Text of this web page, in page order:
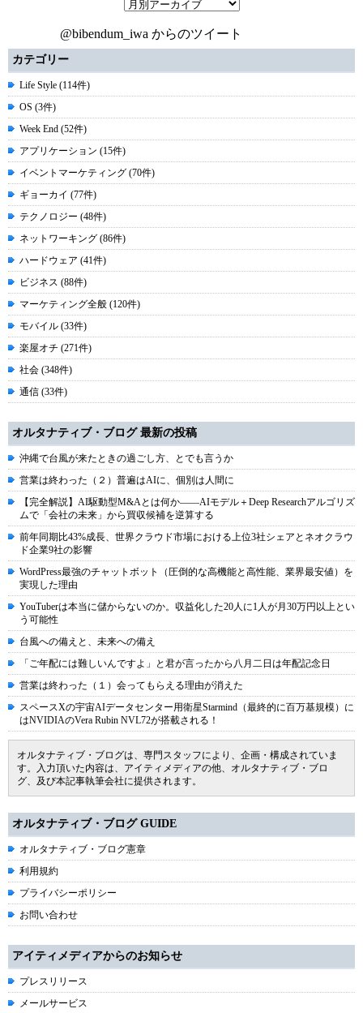
@bibendum_iwa からのツイート
カテゴリー
Life Style (114件)
OS (3件)
Week End (52件)
アプリケーション (15件)
イベントマーケティング (70件)
ギョーカイ (77件)
テクノロジー (48件)
ネットワーキング (86件)
ハードウェア (41件)
ビジネス (88件)
マーケティング全般 (120件)
モバイル (33件)
楽屋オチ (271件)
社会 (348件)
通信 (33件)
オルタナティブ・ブログ 最新の投稿
沖縄で台風が来たときの過ごし方、とでも言うか
営業は終わった（２）普遍はAIに、個別は人間に
【完全解説】AI駆動型M&Aとは何か――AIモデル＋Deep Researchアルゴリズ
ムで「会社の未来」から買収候補を逆算する
前年同期比43%成長、世界クラウド市場における上位3社シェアとネオクラウ
ド企業9社の影響
WordPress最強のチャットボット（圧倒的な高機能と高性能、業界最安値）を
実現した理由
YouTuberは本当に儲からないのか。収益化した20人に1人が月30万円以上とい
う可能性
台風への備えと、未来への備え
「ご年配には難しいんですよ」と君が言ったから八月二日は年配記念日
営業は終わった（１）会ってもらえる理由が消えた
スペースXの宇宙AIデータセンター用衛星Starmind（最終的に百万基規模）に
はNVIDIAのVera Rubin NVL72が搭載される！
オルタナティブ・ブログは、専門スタッフにより、企画・構成されていま
す。入力頂いた内容は、アイティメディアの他、オルタナティブ・ブロ
グ、及び本記事執筆会社に提供されます。
オルタナティブ・ブログ GUIDE
オルタナティブ・ブログ憲章
利用規約
プライバシーポリシー
お問い合わせ
アイティメディアからのお知らせ
プレスリリース
メールサービス